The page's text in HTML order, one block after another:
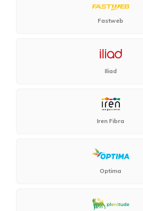
Fastweb
Iliad
Iren Fibra
Optima